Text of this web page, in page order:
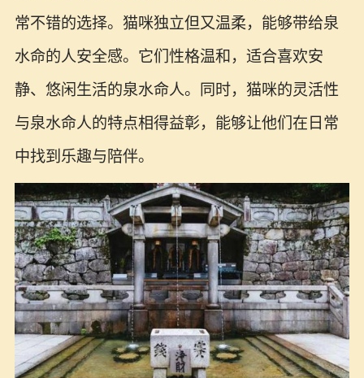
常不错的选择。猫咪独立但又温柔，能够带给泉
水命的人安全感。它们性格温和，适合喜欢安
静、悠闲生活的泉水命人。同时，猫咪的灵活性
与泉水命人的特点相得益彰，能够让他们在日常
中找到乐趣与陪伴。